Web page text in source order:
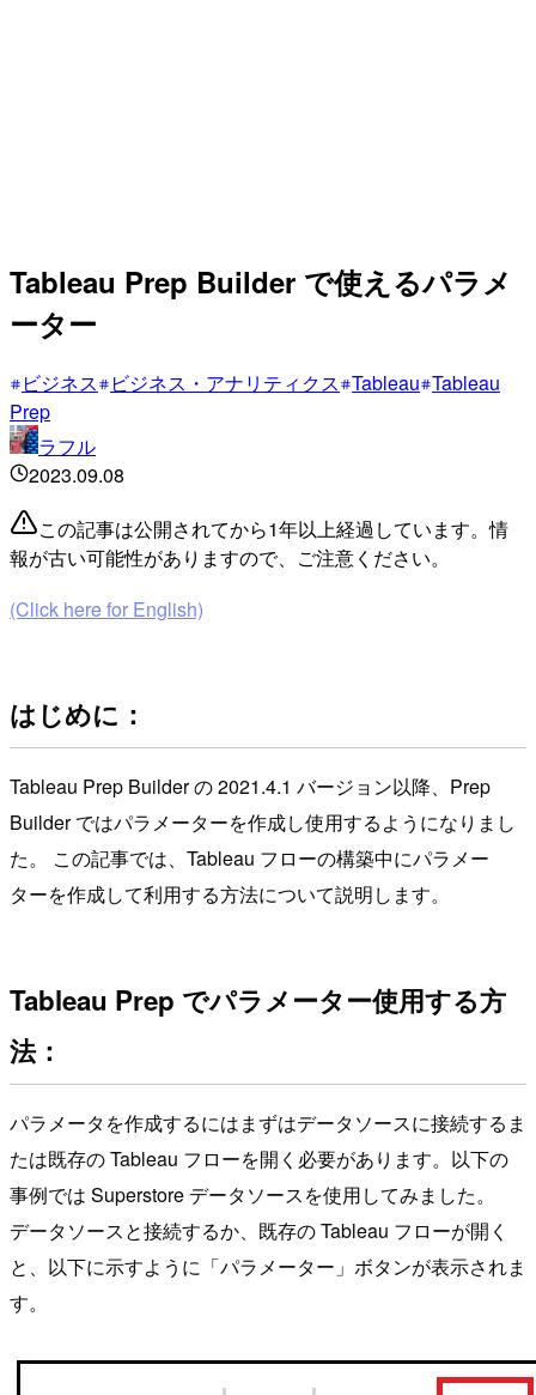
Tableau Prep Builder で使えるパラメ
ーター
ビジネス ビジネス・アナリティクス Tableau Tableau
Prep
ラフル
2023.09.08
この記事は公開されてから1年以上経過しています。情
報が古い可能性がありますので、ご注意ください。
(Click here for English)
はじめに：
Tableau Prep Builder の 2021.4.1 バージョン以降、Prep
Builder ではパラメーターを作成し使用するようになりまし
た。 この記事では、Tableau フローの構築中にパラメー
ターを作成して利用する方法について説明します。
Tableau Prep でパラメーター使用する方
法：
パラメータを作成するにはまずはデータソースに接続するま
たは既存の Tableau フローを開く必要があります。以下の
事例では Superstore データソースを使用してみました。
データソースと接続するか、既存の Tableau フローが開く
と、以下に示すように「パラメーター」ボタンが表示されま
す。